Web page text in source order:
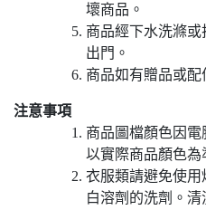
壞商品。
商品經下水洗滌
出門。
商品如有贈品或配
注意事項
商品圖檔顏色因電
以實際商品顏色為
衣服類請避免使
白溶劑的洗劑。